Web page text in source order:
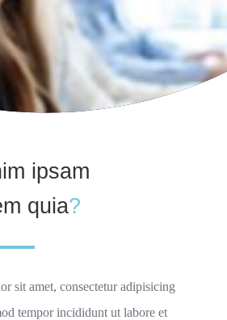
ipsam
quia?
sit amet, consectetur adipisicing
tempor incididunt ut labore et